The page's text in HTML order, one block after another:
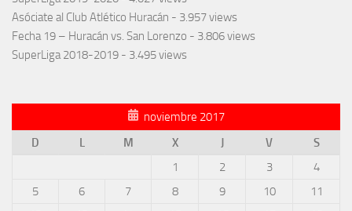
Asóciate al Club Atlético Huracán - 3.957 views
Fecha 19 – Huracán vs. San Lorenzo - 3.806 views
SuperLiga 2018-2019 - 3.495 views
noviembre 2017
D
L M X J V
S
1
2 3
4
5
6 7 8 9 10
11